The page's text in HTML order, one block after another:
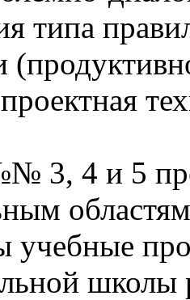
типа
3, 4 и 5
учебные
школы